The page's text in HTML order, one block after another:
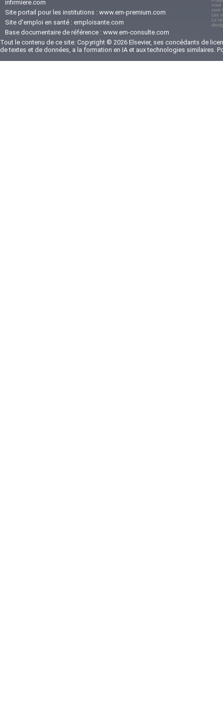
infirmiere.com
Site portail pour les institutions : www.em-premium.com
Site d'emploi en santé : emploisante.com
Base documentaire de référence : www.em-consulte.com
vous
sont
Les
Le
Tout le contenu de ce site: Copyright © 2026 Elsevier, ses concédants de
de textes et de données, a la formation en IA et aux technologies similaires.